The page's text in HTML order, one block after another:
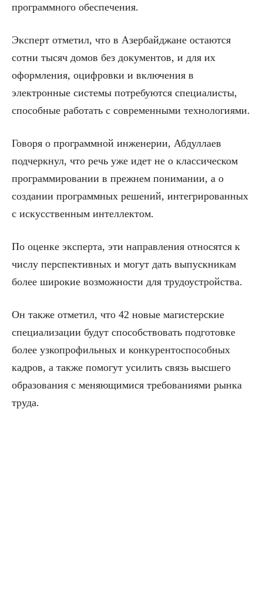
программного обеспечения.
Эксперт отметил, что в Азербайджане остаются
сотни тысяч домов без документов, и для их
оформления, оцифровки и включения в
электронные системы потребуются специалисты,
способные работать с современными технологиями.
Говоря о программной инженерии, Абдуллаев
подчеркнул, что речь уже идет не о классическом
программировании в прежнем понимании, а о
создании программных решений, интегрированных
с искусственным интеллектом.
По оценке эксперта, эти направления относятся к
числу перспективных и могут дать выпускникам
более широкие возможности для трудоустройства.
Он также отметил, что 42 новые магистерские
специализации будут способствовать подготовке
более узкопрофильных и конкурентоспособных
кадров, а также помогут усилить связь высшего
образования с меняющимися требованиями рынка
труда.